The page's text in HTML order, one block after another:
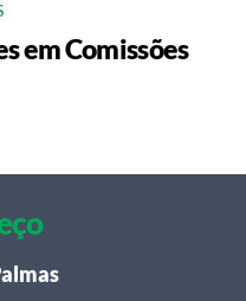
em Comissões